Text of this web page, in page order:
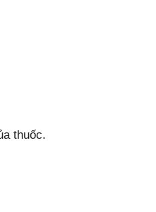
thuốc.